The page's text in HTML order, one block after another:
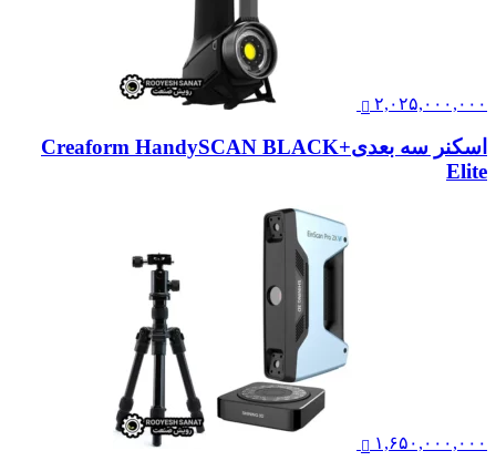
۲,۰۲۵,۰۰۰,۰۰۰
اسکنر سه بعدیCreaform HandySCAN BLACK+
Elite
۱,۶۵۰,۰۰۰,۰۰۰